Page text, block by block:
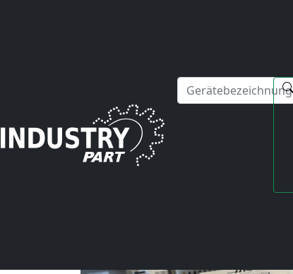
Startseite
Aktuelle Blog-Beiträge
Reparaturbericht aus der Werkstatt -&gt; Ein Fall